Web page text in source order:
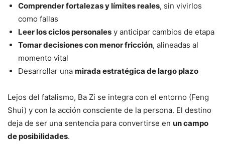
Comprender fortalezas y límites reales, sin vivirlos
como fallas
Leer los ciclos personales y anticipar cambios de etapa
Tomar decisiones con menor fricción, alineadas al
momento vital
Desarrollar una mirada estratégica de largo plazo
Lejos del fatalismo, Ba Zi se integra con el entorno (Feng
Shui) y con la acción consciente de la persona. El destino
deja de ser una sentencia para convertirse en un campo
de posibilidades.